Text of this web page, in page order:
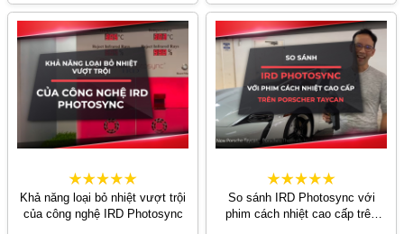
Khả năng loại bỏ nhiệt vượt trội
của công nghệ IRD Photosync
So sánh IRD Photosync với
phim cách nhiệt cao cấp trên